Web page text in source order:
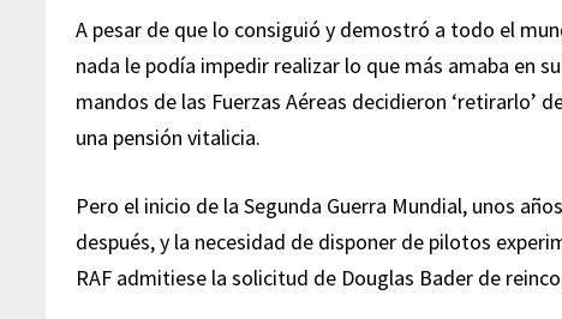
A pesar de que lo consiguió y demostró a todo el
nada le podía impedir realizar lo que más amaba en
mandos de las Fuerzas Aéreas decidieron ‘retirarlo’
una pensión vitalicia.
Pero el inicio de la Segunda Guerra Mundial, unos años
después, y la necesidad de disponer de pilotos
RAF admitiese la solicitud de Douglas Bader de